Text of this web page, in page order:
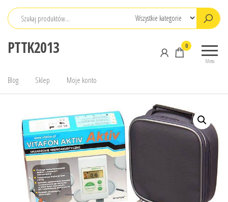
Przejdź
PTTK2013
Menu
0
Blog Sklep Moje konto